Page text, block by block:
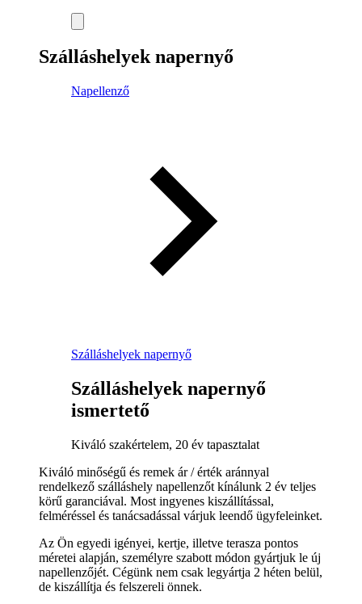
Szálláshelyek napernyő
Napellenző
Szálláshelyek napernyő
Szálláshelyek napernyő
ismertető
Kiváló szakértelem, 20 év tapasztalat
Kiváló minőségű és remek ár / érték aránnyal
rendelkező szálláshely napellenzőt kínálunk 2 év teljes
körű garanciával. Most ingyenes kiszállítással,
felméréssel és tanácsadással várjuk leendő ügyfeleinket.
Az Ön egyedi igényei, kertje, illetve terasza pontos
méretei alapján, személyre szabott módon gyártjuk le új
napellenzőjét. Cégünk nem csak legyártja 2 héten belül,
de kiszállítja és felszereli önnek.